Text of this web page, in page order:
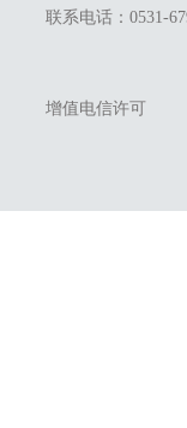
联系电话：0531-
增值电信许可